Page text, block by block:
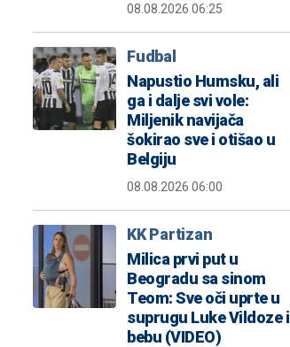
08.08.2026 06:25
Fudbal
Napustio Humsku, ali
ga i dalje svi vole:
Miljenik navijača
šokirao sve i otišao u
Belgiju
08.08.2026 06:00
KK Partizan
Milica prvi put u
Beogradu sa sinom
Teom: Sve oči uprte u
suprugu Luke Vildoze i
bebu (VIDEO)